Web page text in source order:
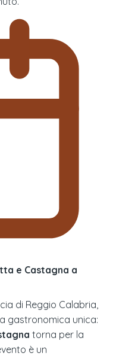
e Castagna a
di Reggio Calabria,
gastronomica unica:
torna per la
è un